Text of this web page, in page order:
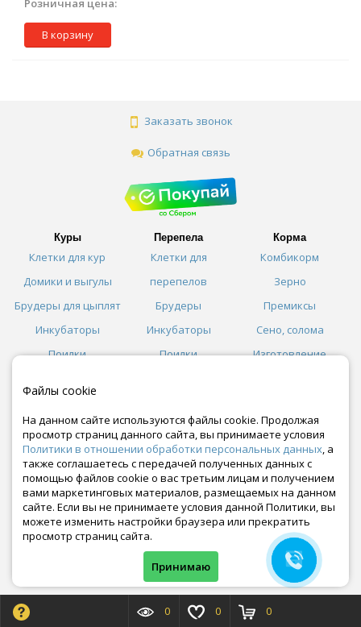
Розничная цена:
В корзину
Заказать звонок
Обратная связь
Куры
Клетки для кур
Домики и выгулы
Брудеры для цыплят
Инкубаторы
Поилки
Сепараторы
Перепела
Клетки для
перепелов
Брудеры
Инкубаторы
Поилки
Корма
Комбикорм
Зерно
Премиксы
Сено, солома
Изготовление
Как сделать заказ
Условия доставки и оплаты
Договор оферты
Оптовикам
Возврат товара
Политика конфиденциальности
Контакты
Гарантии
Отзывы
МЫ В СОЦСЕТЯХ
0 0 0
Файлы cookie
На данном сайте используются файлы cookie. Продолжая
просмотр страниц данного сайта, вы принимаете условия
Политики в отношении обработки персональных данных, а
также соглашаетесь с передачей полученных данных с
помощью файлов cookie о вас третьим лицам и получением
вами маркетинговых материалов, размещаемых на данном
сайте. Если вы не принимаете условия данной Политики, вы
можете изменить настройки браузера или прекратить
просмотр страниц сайта.
Принимаю